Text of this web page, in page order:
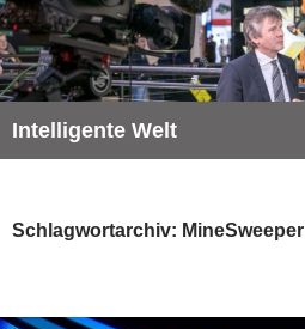
Zum
Inhalt
springen
Intelligente Welt
Schlagwortarchiv: MineSweeper